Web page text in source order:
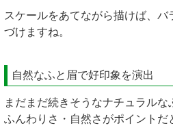
スケールをあてながら描けば、
づけますね。
自然なふと眉で好印象を演出
まだまだ続きそうなナチュラル
ふんわりさ・自然さがポイント